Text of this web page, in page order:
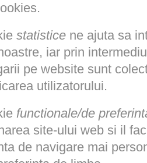
statistice ne ajuta sa
iar prin
pe website sunt
utilizatorului.
functionale/de
site-ului web si il
de navigare mai